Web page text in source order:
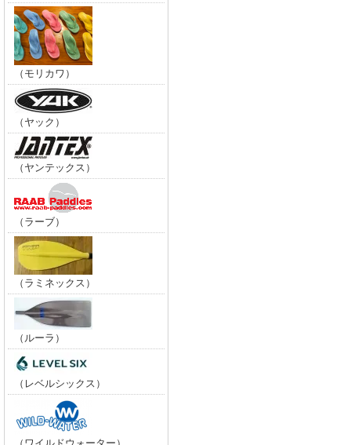
（モリカワ）
（ヤック）
（ヤンテックス）
（ラーブ）
（ラミネックス）
（ルーラ）
（レベルシックス）